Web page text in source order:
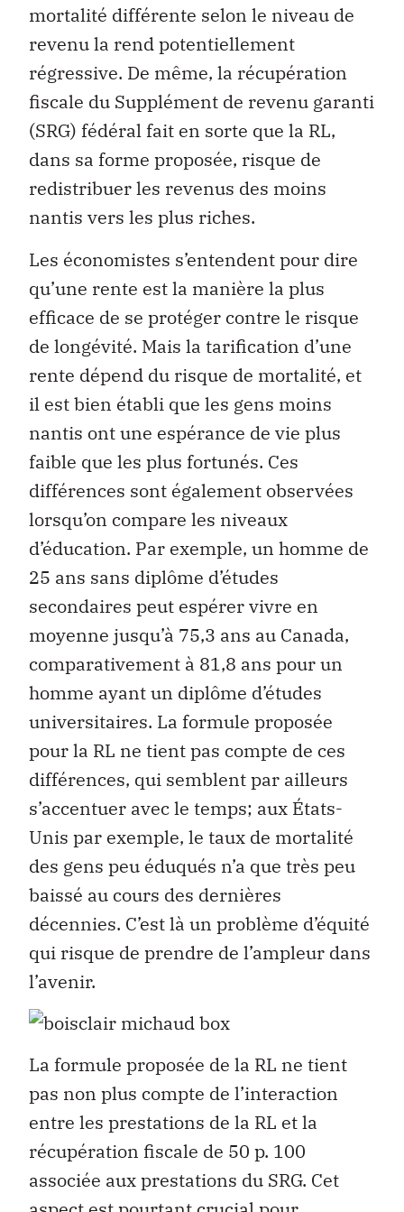
mortalité différente selon le niveau de
revenu la rend potentiellement
régressive. De même, la récupération
fiscale du Supplément de revenu garanti
(SRG) fédéral fait en sorte que la RL,
dans sa forme proposée, risque de
redistribuer les revenus des moins
nantis vers les plus riches.
Les économistes s’entendent pour dire
qu’une rente est la manière la plus
efficace de se protéger contre le risque
de longévité. Mais la tarification d’une
rente dépend du risque de mortalité, et
il est bien établi que les gens moins
nantis ont une espérance de vie plus
faible que les plus fortunés. Ces
différences sont également observées
lorsqu’on compare les niveaux
d’éducation. Par exemple, un homme de
25 ans sans diplôme d’études
secondaires peut espérer vivre en
moyenne jusqu’à 75,3 ans au Canada,
comparativement à 81,8 ans pour un
homme ayant un diplôme d’études
universitaires. La formule proposée
pour la RL ne tient pas compte de ces
différences, qui semblent par ailleurs
s’accentuer avec le temps; aux États-
Unis par exemple, le taux de mortalité
des gens peu éduqués n’a que très peu
baissé au cours des dernières
décennies. C’est là un problème d’équité
qui risque de prendre de l’ampleur dans
l’avenir.
La formule proposée de la RL ne tient
pas non plus compte de l’interaction
entre les prestations de la RL et la
récupération fiscale de 50 p. 100
associée aux prestations du SRG. Cet